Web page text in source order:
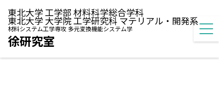
東北大学 工学部 材料科学総合学科
東北大学 大学院 工学研究科 マテリアル・開発系
材料システム工学専攻 多元変換機能システム学
徐研究室